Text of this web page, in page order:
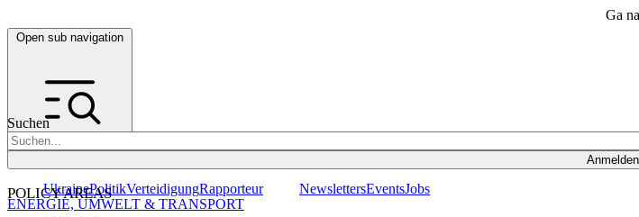
Ga
Open sub navigation
Suchen
Anmelden
POLICY AREAS
UkrainePolitikVerteidigungRapporteur NewslettersEventsJobs
ENERGIE, UMWELT & TRANSPORT